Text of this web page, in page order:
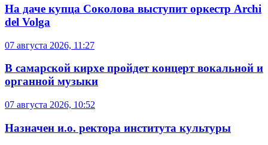
На даче купца Соколова выступит оркестр Archi
del Volga
07 августа 2026, 11:27
В самарской кирхе пройдет концерт вокальной и
органной музыки
07 августа 2026, 10:52
Назначен и.о. ректора института культуры